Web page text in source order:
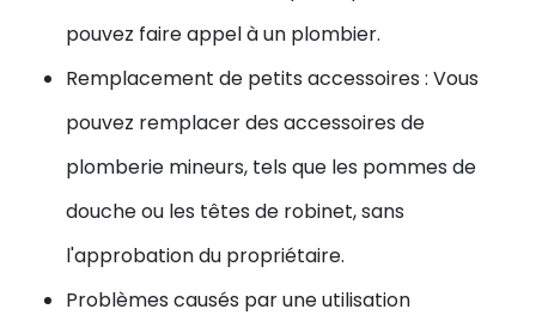
pouvez faire appel à un plombier.
Remplacement de petits accessoires : Vous
pouvez remplacer des accessoires de
plomberie mineurs, tels que les pommes de
douche ou les têtes de robinet, sans
l'approbation du propriétaire.
Problèmes causés par une utilisation